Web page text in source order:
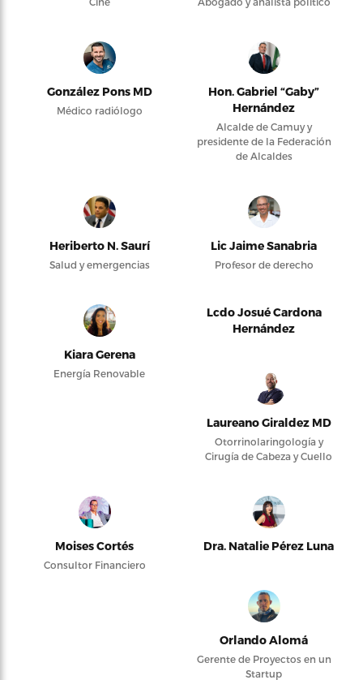
González Pons MD
Médico radiólogo
Hon. Gabriel “Gaby”
Hernández
Alcalde de Camuy y
presidente de la Federación
de Alcaldes
Heriberto N. Saurí
Salud y emergencias
Lic Jaime Sanabria
Profesor de derecho
Kiara Gerena
Energía Renovable
Lcdo Josué Cardona
Hernández
Laureano Giraldez MD
Otorrinolaringología y
Cirugía de Cabeza y Cuello
Moises Cortés
Consultor Financiero
Dra. Natalie Pérez Luna
Orlando Alomá
Gerente de Proyectos en un
Startup